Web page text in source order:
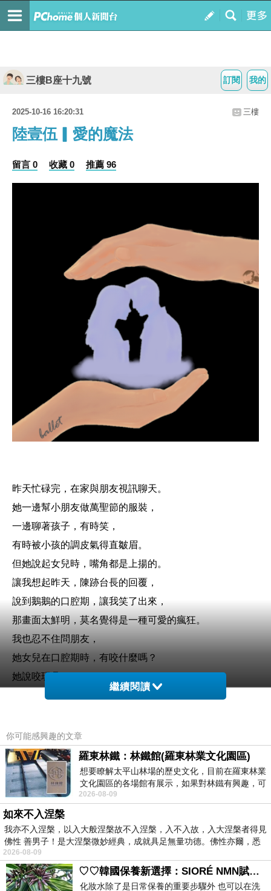
我的
訂閱
三樓B座十九號
2025-10-16 16:20:31 三樓
陸壹伍▎愛的魔法
留言 0 收藏 0 推薦 96
昨天忙碌完，在家與朋友視訊聊天。
她一邊幫小朋友做萬聖節的服裝，
一邊聊著孩子，有時笑，
有時被小孩的調皮氣得直皺眉。
但她說起女兒時，嘴角都是上揚的。
讓我想起昨天，陳跡台長的回覆，
說到鵝鵝的口腔期，讓我笑了出來，
那畫面太鮮明，莫名覺得是一種可愛的瘋狂。
我也忍不住問朋友，
她女兒在口腔期時，有咬什麼嗎？
她說咬玩具。
我笑著回嘴：「太弱了啦！」
讓我邊吃晚餐都覺得格外美味。
也讓我想起許多童年的事情。
我們聊著儀式感的意義，
也聊著彼此的童年。
那些回憶慢慢探頭，
於是我邊說邊畫，
把思念一點一點輸出。
繼續閱讀
你可能感興趣的文章
羅東林鐵：林鐵館(羅東林業文化園區)
想要瞭解太平山林場的歷史文化，目前在羅東林業
文化園區的各場館有展示，如果對林鐵有興趣，可
以到林鐵館。 這裡展示從山下
2026-08-09
如來不入涅槃
我亦不入涅槃，以入大般涅槃故不入涅槃，入不入故，入大涅槃者得見
佛性 善男子！是大涅槃微妙經典，成就具足無量功德。佛性亦爾，悉
2026-08-09
♡♡韓國保養新選擇：SIORÉ NMN賦活泡泡化妝水♡♡
化妝水除了是日常保養的重要步驟外 也可以在洗